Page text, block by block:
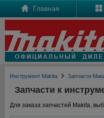
Главная
Инструмент Makita Запчасти
Запчасти к
Для заказа запчастей Makita,